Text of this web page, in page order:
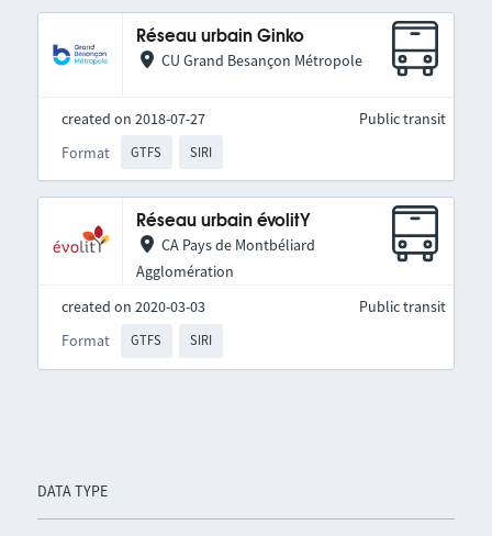
DATA TYPE
Réseau urbain Ginko
CU Grand Besançon Métropole
created on 2018-07-27
Format
GTFS SIRI
Public transit
Réseau urbain évolitY
CA Pays de Montbéliard
Agglomération
created on 2020-03-03
Format
GTFS SIRI
Public transit